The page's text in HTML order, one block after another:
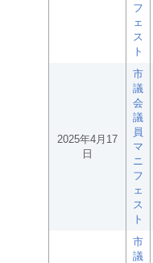
フ
ェ
ス
ト
2025年4月17
日
市
議
会
議
員
マ
ニ
フ
ェ
ス
ト
市
議